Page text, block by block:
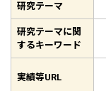
研究テーマ
研究テーマに関
するキーワード
実績等URL